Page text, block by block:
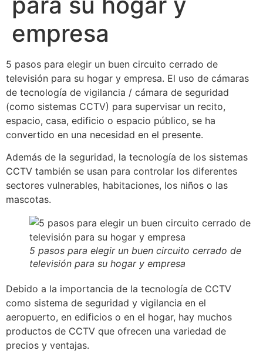
empresa
5 pasos para elegir un buen circuito cerrado de
televisión para su hogar y empresa. El uso de cámaras
de tecnología de vigilancia / cámara de seguridad
(como sistemas CCTV) para supervisar un recito,
espacio, casa, edificio o espacio público, se ha
convertido en una necesidad en el presente.
Además de la seguridad, la tecnología de los sistemas
CCTV también se usan para controlar los diferentes
sectores vulnerables, habitaciones, los niños o las
mascotas.
5 pasos para elegir un buen circuito cerrado de
televisión para su hogar y empresa
Debido a la importancia de la tecnología de CCTV
como sistema de seguridad y vigilancia en el
aeropuerto, en edificios o en el hogar, hay muchos
productos de CCTV que ofrecen una variedad de
precios y ventajas.